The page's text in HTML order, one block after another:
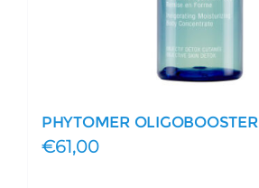
PHYTOMER OLIGOBOOSTER
€61,00